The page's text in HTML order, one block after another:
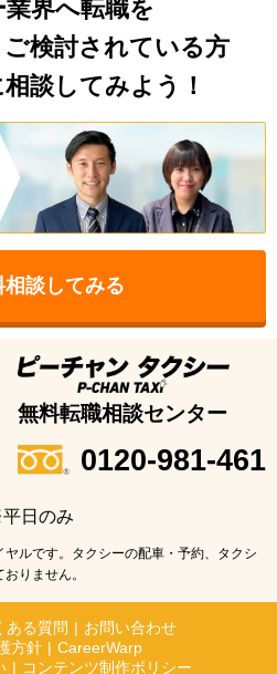
界へ転職を
検討されている方
談してみよう！
相談してみる
無料転職相談センター
0120-981-461
日のみ
ルです。タクシーの配車・予約、タクシ
りません。
ある質問 | お問い合わせ
方針 | CareerWarp
| コンテンツ制作ポリシー